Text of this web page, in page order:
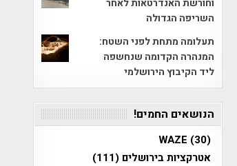
וחורשת האנדרטאות לאחר
השריפה הגדולה
תעלומה מתחת לפני השטח:
המנהרה הקדומה שנחשפה
ליד הקיבוץ הירושלמי
הנושאים החמים!
WAZE (30)
אטרקציות בירושלים (111)